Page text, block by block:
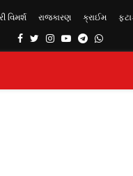
વિમર્શ રાજકારણ ક્રાઈમ
Facebook
TwitterInstagram
YoutubeTelegram